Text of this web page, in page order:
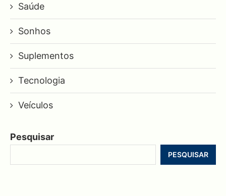
Saúde
Sonhos
Suplementos
Tecnologia
Veículos
Pesquisar
PESQUISAR